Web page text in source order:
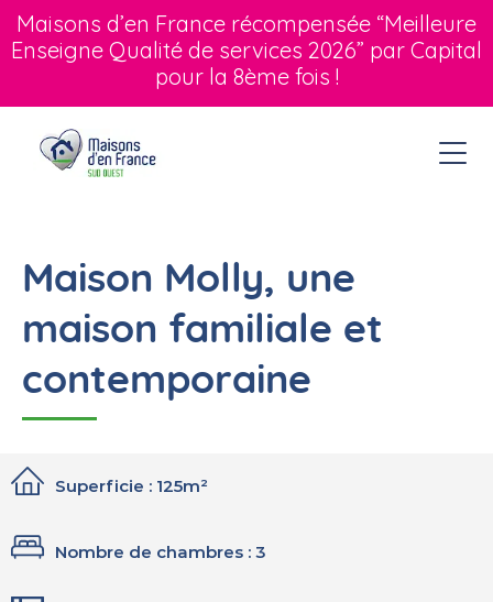
Maisons d’en France récompensée “Meilleure
Enseigne Qualité de services 2026” par Capital
pour la 8ème fois !
Maison Molly, une
maison familiale et
contemporaine
Superficie : 125m²
Nombre de chambres : 3